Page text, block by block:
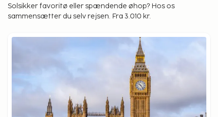
Solsikker favoritø eller spændende øhop? Hos os
sammensætter du selv rejsen. Fra 3.010 kr.